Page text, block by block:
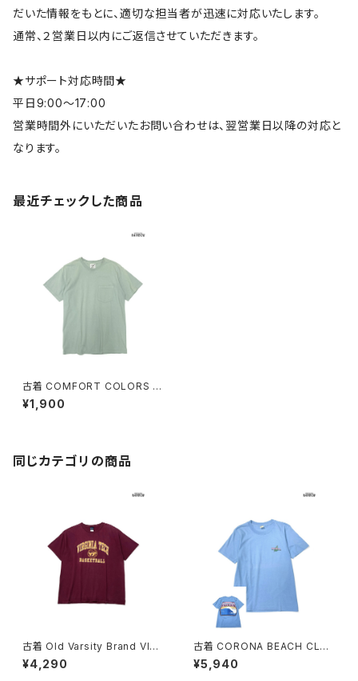
だいた情報をもとに、適切な担当者が迅速に対応いたします。
通常、２営業日以内にご返信させていただきます。
★サポート対応時間★
平日9:00～17:00
営業時間外にいただいたお問い合わせは、翌営業日以降の対応と
なります。
最近チェックした商品
古着 COMFORT COLORS 無
地 コットン100％ 半袖 Ｔシャツ
緑 カーキ (ttu2408003)
¥1,900
同じカテゴリの商品
古着 Old Varsity Brand VIRG
INIA TECH BASKETBALL カ
レッジロゴ コットン100％ 半袖
¥4,290
古着 CORONA BEACH CLUB
アメリカ製 ロゴ バックプリント
コットン 半袖 Ｔシャツ 青 (ttu2
¥5,940